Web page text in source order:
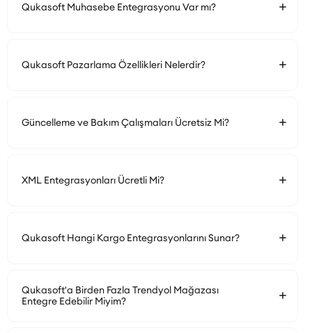
Qukasoft Muhasebe Entegrasyonu Var mı?
Qukasoft Pazarlama Özellikleri Nelerdir?
Güncelleme ve Bakım Çalışmaları Ücretsiz Mi?
XML Entegrasyonları Ücretli Mi?
Qukasoft Hangi Kargo Entegrasyonlarını Sunar?
Qukasoft'a Birden Fazla Trendyol Mağazası
Entegre Edebilir Miyim?